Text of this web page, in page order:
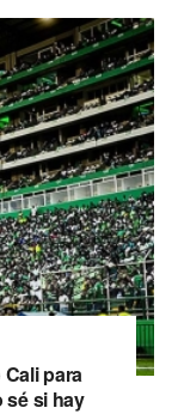
para
sé si hay